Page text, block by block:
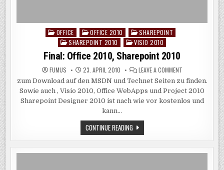
Posted
OFFICE OFFICE 2010
SHAREPOINT
SHAREPOINT 2010
VISIO 2010
Final: Office 2010, Sharepoint 2010
FUMUS 23. APRIL 2010 LEAVE A COMMENTON
OFFICE
2010,
SHAREPOINT
2010
zum Download auf den MSDN und Technet Seiten zu finden.
Sowie auch , Visio 2010, Office WebApps und Project 2010
Sharepoint Designer 2010 ist nach wie vor kostenlos und
kann…
CONTINUE READINGFINAL:
OFFICE
2010,
SHAREPOINT
2010